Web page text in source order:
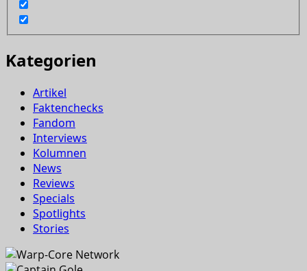
Kategorien
Artikel
Faktenchecks
Fandom
Interviews
Kolumnen
News
Reviews
Specials
Spotlights
Stories